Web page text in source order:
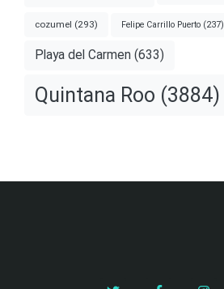
cozumel (293) Felipe Carrillo Puerto (237)
Playa del Carmen (633)
Quintana Roo (3884)